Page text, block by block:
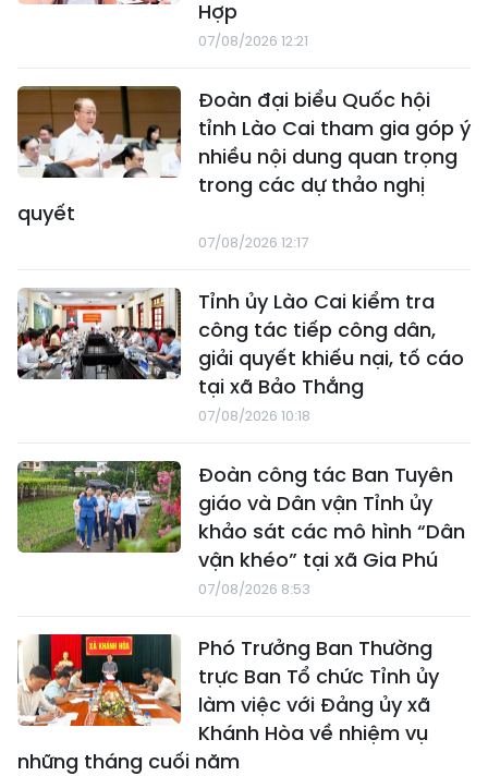
Hợp
07/08/2026 12:21
Đoàn đại biểu Quốc hội
tỉnh Lào Cai tham gia góp ý
nhiều nội dung quan trọng
trong các dự thảo nghị
quyết
07/08/2026 12:17
Tỉnh ủy Lào Cai kiểm tra
công tác tiếp công dân,
giải quyết khiếu nại, tố cáo
tại xã Bảo Thắng
07/08/2026 10:18
Đoàn công tác Ban Tuyên
giáo và Dân vận Tỉnh ủy
khảo sát các mô hình “Dân
vận khéo” tại xã Gia Phú
07/08/2026 8:53
Phó Trưởng Ban Thường
trực Ban Tổ chức Tỉnh ủy
làm việc với Đảng ủy xã
Khánh Hòa về nhiệm vụ
những tháng cuối năm